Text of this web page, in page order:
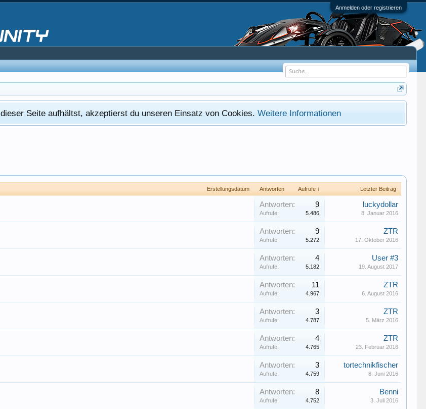
Anmelden oder registrieren
Seite aufhältst, akzeptierst du unseren Einsatz von Cookies.Weitere Informationen
Erstellungsdatum Antworten Aufrufe ↓ Letzter Beitrag
Antworten: 9
Aufrufe: 5.486
luckydollar
8. Januar 2016
Antworten: 9
Aufrufe: 5.272
ZTR
17. Oktober 2016
Antworten: 4
Aufrufe: 5.182
User #3
19. August 2017
Antworten: 11
Aufrufe: 4.967
ZTR
6. August 2016
Antworten: 3
Aufrufe: 4.787
ZTR
5. März 2016
Antworten: 4
Aufrufe: 4.765
ZTR
23. Februar 2016
Antworten: 3
Aufrufe: 4.759
tortechnikfischer
8. Juni 2016
Antworten: 8
Aufrufe: 4.752
Benni
3. Juli 2016